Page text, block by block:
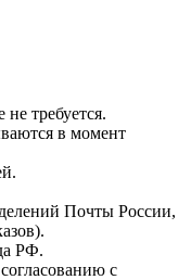
не требуется.
в момент
Почты России,
РФ.
с